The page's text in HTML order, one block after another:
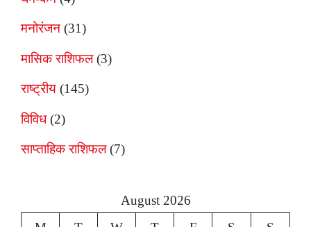
मनोरंजन (31)
मासिक राशिफल(3)
राष्ट्रीय (145)
विविध(2)
साप्ताहिक राशिफल(7)
August 2026